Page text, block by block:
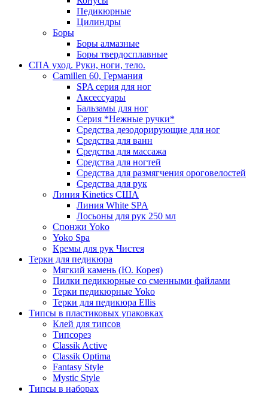
Педикюрные
Цилиндры
Боры
Боры алмазные
Боры твердосплавные
СПА уход. Руки, ноги, тело.
Camillen 60, Германия
SPA серия для ног
Аксессуары
Бальзамы для ног
Серия *Нежные ручки*
Средства дезодорирующие для ног
Средства для ванн
Средства для массажа
Средства для ногтей
Средства для размягчения ороговелостей
Средства для рук
Линия Kinetics США
Линия White SPA
Лосьоны для рук 250 мл
Спонжи Yoko
Yoko Spa
Кремы для рук Чистея
Терки для педикюра
Мягкий камень (Ю. Корея)
Пилки педикюрные со сменными файлами
Терки педикюрные Yoko
Терки для педикюра Ellis
Типсы в пластиковых упаковках
Клей для типсов
Типсорез
Classik Active
Classik Optima
Fantasy Style
Mystic Style
Типсы в наборах